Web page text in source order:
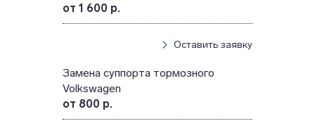
от 1 600 р.
Оставить заявку
Замена суппорта тормозного
Volkswagen
от 800 р.